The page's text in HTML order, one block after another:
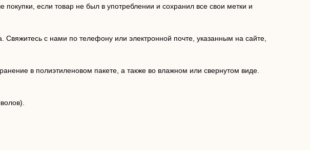
если товар не был в употреблении и сохранил все свои метки и
с нами по телефону или электронной почте, указанным на сайте,
в полиэтиленовом пакете, а также во влажном или свернутом виде.